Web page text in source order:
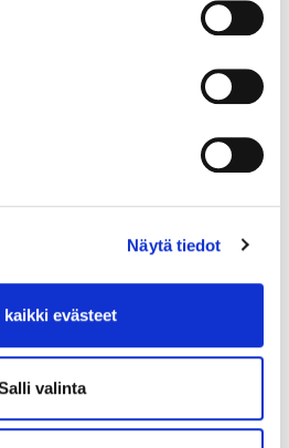
Näytä tiedot
kaikki evästeet
valinta
aloittaa